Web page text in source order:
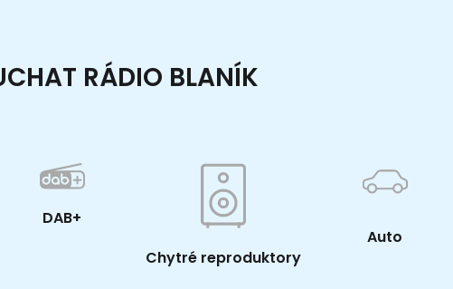
RÁDIO BLANÍK
DAB+
Chytré reproduktory
Auto